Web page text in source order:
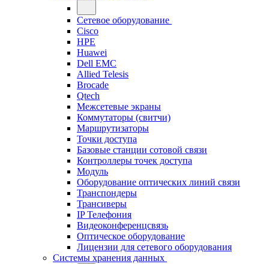
Сетевое оборудование
Cisco
HPE
Huawei
Dell EMC
Allied Telesis
Brocade
Qtech
Межсетевые экраны
Коммутаторы (свитчи)
Маршрутизаторы
Точки доступа
Базовые станции сотовой связи
Контроллеры точек доступа
Модуль
Оборудование оптических линий связи
Транспондеры
Трансиверы
IP Телефония
Видеоконференцсвязь
Оптическое оборудование
Лицензии для сетевого оборудования
Системы хранения данных